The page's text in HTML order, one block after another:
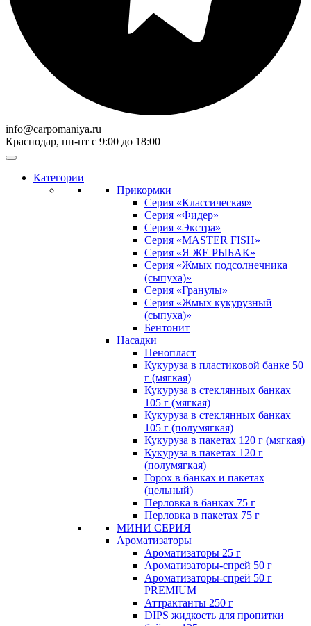
info@carpomaniya.ru
Краснодар, пн-пт с 9:00 до 18:00
Категории
Прикормки
Серия «Классическая»
Серия «Фидер»
Серия «Экстра»
Серия «MASTER FISH»
Серия «Я ЖЕ РЫБАК»
Серия «Жмых подсолнечника
(сыпуха)»
Cерия «Гранулы»
Серия «Жмых кукурузный
(сыпуха)»
Бентонит
Насадки
Пенопласт
Кукуруза в пластиковой банке 50
г (мягкая)
Кукуруза в стеклянных банках
105 г (мягкая)
Кукуруза в стеклянных банках
105 г (полумягкая)
Кукуруза в пакетах 120 г (мягкая)
Кукуруза в пакетах 120 г
(полумягкая)
Горох в банках и пакетах
(цельный)
Перловка в банках 75 г
Перловка в пакетах 75 г
МИНИ СЕРИЯ
Ароматизаторы
Ароматизаторы 25 г
Ароматизаторы-спрей 50 г
Ароматизаторы-спрей 50 г
PREMIUM
Аттрактанты 250 г
DIPS жидкость для пропитки